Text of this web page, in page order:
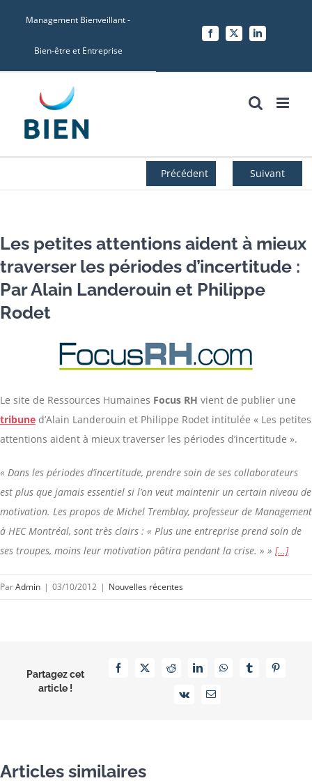
Management Bienveillant -
Bien-être et Entreprise
Facebook
X LinkedIn
Précédent Suivant
Les petites attentions aident à mieux
traverser les périodes d’incertitude :
Par Alain Landerouin et Philippe
Rodet
Le site de Ressources Humaines Focus RH vient de publier une
tribune d’Alain Landerouin et Philippe Rodet intitulée « Les petites
attentions aident à mieux traverser les périodes d’incertitude ».
« Dans les périodes d’incertitude, prendre soin de ses collaborateurs
est plus que jamais essentiel si l’on veut maintenir un certain niveau de
motivation. Les propos de Michel Tremblay, professeur de Management
à HEC Montréal, sont très clairs : « Plus une entreprise prend soin de
ses troupes, moins leur motivation pâtira pendant la crise. » » […]
ParAdmin | 03/10/2012 | Nouvelles récentes
Partagez cet
article !
Facebook
X RedditLinkedInWhatsAppTumblrPinterest
Vk Email
Articles similaires